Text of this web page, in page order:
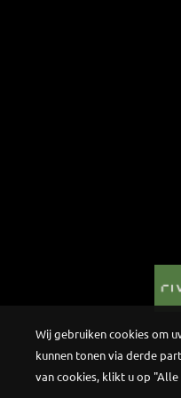
Wij gebruiken cookies om
kunnen tonen via derde
van cookies, klikt u op